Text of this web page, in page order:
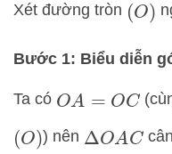
Xét đường tròn (O)
Bước 1: Biểu diễn
Ta có OA =O C
(O)) nên ΔOAC